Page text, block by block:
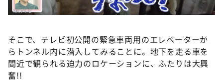
そこで、テレビ初公開の緊急車両用のエレベーターか
らトンネル内に潜入してみることに。地下を走る車を
間近で観られる迫力のロケーションに、ふたりは大興
奮!!